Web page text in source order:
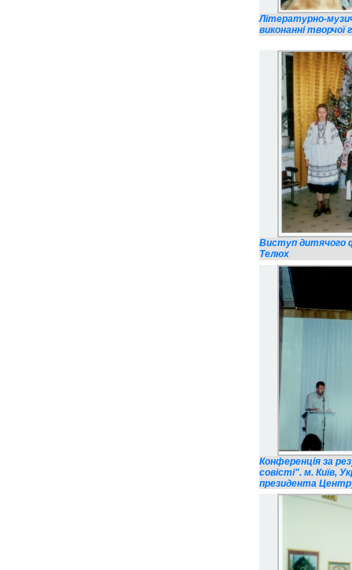
Літературно-
виконанні
Виступ дитячого
Телюх
Конференція за
совісті". м. Київ,
президента